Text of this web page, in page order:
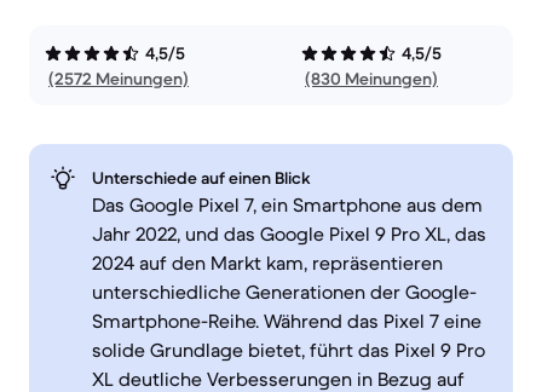
4,5/5
(2572 Meinungen)
4,5/5
(830 Meinungen)
Unterschiede auf einen Blick
Das Google Pixel 7, ein Smartphone aus dem
Jahr 2022, und das Google Pixel 9 Pro XL, das
2024 auf den Markt kam, repräsentieren
unterschiedliche Generationen der Google-
Smartphone-Reihe. Während das Pixel 7 eine
solide Grundlage bietet, führt das Pixel 9 Pro
XL deutliche Verbesserungen in Bezug auf